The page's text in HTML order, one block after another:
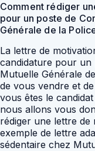
Comment rédiger
pour un poste de
Générale de la
La lettre de
candidature pour un
Mutuelle Générale
de vous vendre et
vous êtes le
nous allons vous
rédiger une lettre de
exemple de lettre
sédentaire chez